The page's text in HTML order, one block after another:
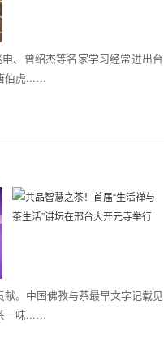
、曾绍杰等名家学习经常进出台
伯虎...…
。中国佛教与茶最早文字记载见
一味...…